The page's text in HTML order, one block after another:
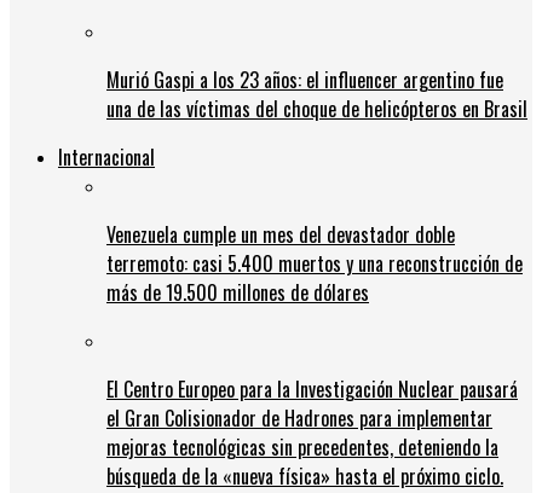
Murió Gaspi a los 23 años: el influencer argentino fue
una de las víctimas del choque de helicópteros en Brasil
Internacional
Venezuela cumple un mes del devastador doble
terremoto: casi 5.400 muertos y una reconstrucción de
más de 19.500 millones de dólares
El Centro Europeo para la Investigación Nuclear pausará
el Gran Colisionador de Hadrones para implementar
mejoras tecnológicas sin precedentes, deteniendo la
búsqueda de la «nueva física» hasta el próximo ciclo.